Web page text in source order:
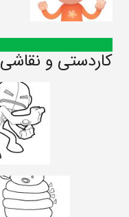
کاردستی و نقاشی